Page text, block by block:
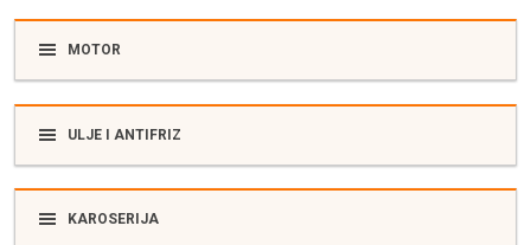
MOTOR
ULJE I ANTIFRIZ
KAROSERIJA